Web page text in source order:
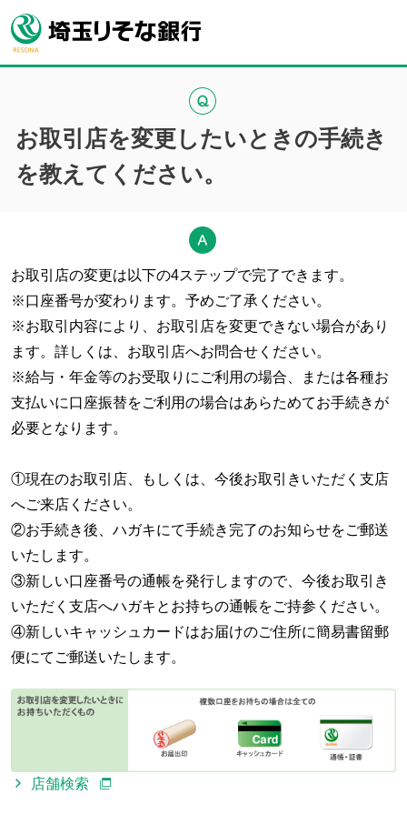
お取引店を変更したいときの手続き
を教えてください。
お取引店の変更は以下の4ステップで完了できます。
※口座番号が変わります。予めご了承ください。
※お取引内容により、お取引店を変更できない場合があり
ます。詳しくは、お取引店へお問合せください。
※給与・年金等のお受取りにご利用の場合、または各種お
支払いに口座振替をご利用の場合はあらためてお手続きが
必要となります。
①現在のお取引店、もしくは、今後お取引きいただく支店
へご来店ください。
②お手続き後、ハガキにて手続き完了のお知らせをご郵送
いたします。
③新しい口座番号の通帳を発行しますので、今後お取引き
いただく支店へハガキとお持ちの通帳をご持参ください。
④新しいキャッシュカードはお届けのご住所に簡易書留郵
便にてご郵送いたします。
店舗検索